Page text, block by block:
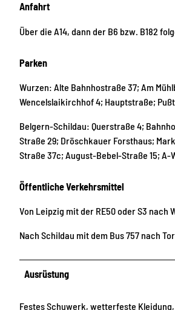
Anfahrt
Über die A14, dann der B6 bzw. B182
Parken
Wurzen: Alte Bahnhostraße 37; Am
Wencelslaikirchhof 4; Hauptstraße;
Belgern-Schildau: Querstraße 4;
Straße 29; Dröschkauer Forsthaus;
Straße 37c; August-Bebel-Straße 15; A-
Öffentliche Verkehrsmittel
Von Leipzig mit der RE50 oder S3 nach
Nach Schildau mit dem Bus 757 nach
Ausrüstung
Festes Schuwerk, wetterfeste